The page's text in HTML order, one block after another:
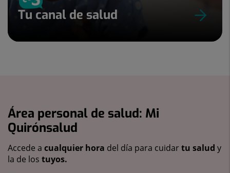
Tu canal de salud
Área personal de salud: Mi
Quirónsalud
Accede a cualquier hora del día para cuidartu salud y
la de los tuyos.